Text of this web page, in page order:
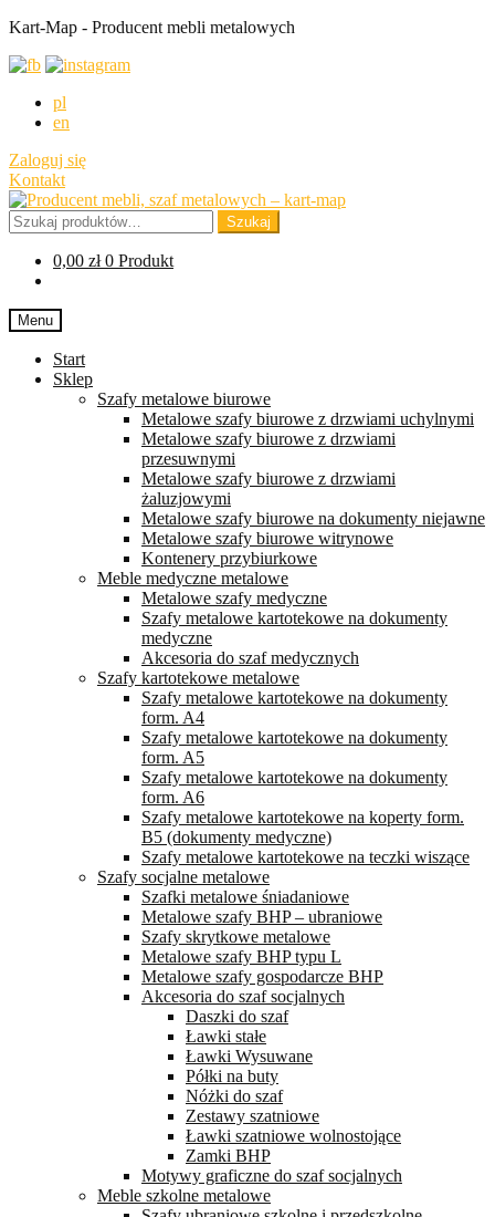
Kart-Map - Producent mebli metalowych
pl
en
Zaloguj się
Kontakt
Przejdź
do
nawigacji
Przejdź
do
treści
Szukaj: Szukaj
0,00 zł 0 Produkt
Menu
Start
Sklep
Szafy metalowe biurowe
Metalowe szafy biurowe z drzwiami uchylnymi
Metalowe szafy biurowe z drzwiami
przesuwnymi
Metalowe szafy biurowe z drzwiami
żaluzjowymi
Metalowe szafy biurowe na dokumenty niejawne
Metalowe szafy biurowe witrynowe
Kontenery przybiurkowe
Meble medyczne metalowe
Metalowe szafy medyczne
Szafy metalowe kartotekowe na dokumenty
medyczne
Akcesoria do szaf medycznych
Szafy kartotekowe metalowe
Szafy metalowe kartotekowe na dokumenty
form. A4
Szafy metalowe kartotekowe na dokumenty
form. A5
Szafy metalowe kartotekowe na dokumenty
form. A6
Szafy metalowe kartotekowe na koperty form.
B5 (dokumenty medyczne)
Szafy metalowe kartotekowe na teczki wiszące
Szafy socjalne metalowe
Szafki metalowe śniadaniowe
Metalowe szafy BHP – ubraniowe
Szafy skrytkowe metalowe
Metalowe szafy BHP typu L
Metalowe szafy gospodarcze BHP
Akcesoria do szaf socjalnych
Daszki do szaf
Ławki stałe
Ławki Wysuwane
Półki na buty
Nóżki do szaf
Zestawy szatniowe
Ławki szatniowe wolnostojące
Zamki BHP
Motywy graficzne do szaf socjalnych
Meble szkolne metalowe